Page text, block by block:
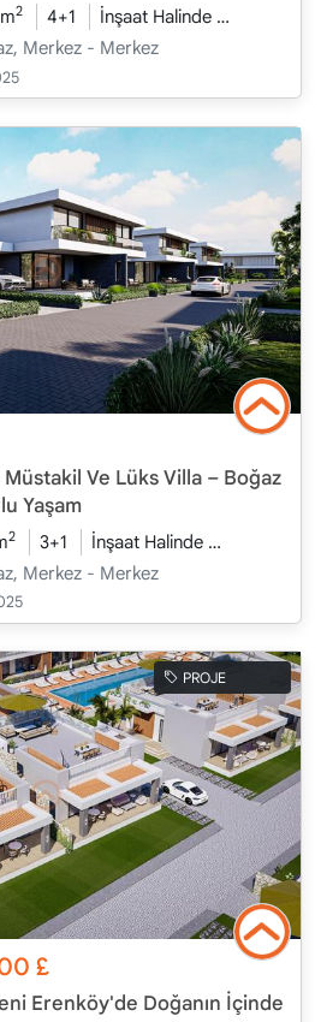
2 4+1 İnşaat Halinde
Merkez - Merkez
Müstakil Ve Lüks Villa – Boğaz
Yaşam
2 3+1 İnşaat Halinde
Merkez - Merkez
PROJE
£
Erenköy'de Doğanın İçinde